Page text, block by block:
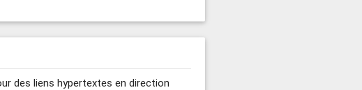
des liens hypertextes en direction